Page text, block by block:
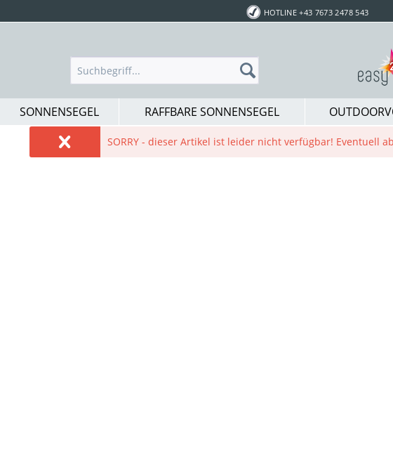
HOTLINE +43 7673 2478 543
SONNENSEGEL RAFFBARE SONNENSEGEL
SORRY - dieser Artikel ist leider nicht verfügbar! Eventuell